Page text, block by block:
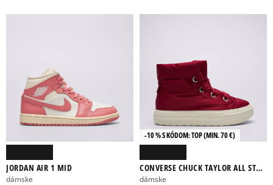
JORDAN AIR 1 MID
dámske
-10 % S KÓDOM: TOP (MIN. 70 €)
CONVERSE CHUCK TAYLOR ALL STAR
ELEMENTS BOOT
dámske